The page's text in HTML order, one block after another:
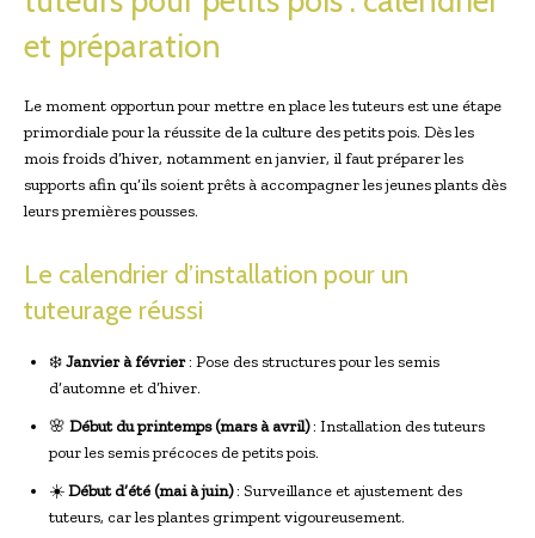
et préparation
Le moment opportun pour mettre en place les tuteurs est une étape
primordiale pour la réussite de la culture des petits pois. Dès les
mois froids d’hiver, notamment en janvier, il faut préparer les
supports afin qu’ils soient prêts à accompagner les jeunes plants dès
leurs premières pousses.
Le calendrier d’installation pour un
tuteurage réussi
❄️Janvier à février: Pose des structures pour les semis
d’automne et d’hiver.
🌸 Début du printemps (mars à avril): Installation des tuteurs
pour les semis précoces de petits pois.
☀️Début d’été (mai à juin): Surveillance et ajustement des
tuteurs, car les plantes grimpent vigoureusement.